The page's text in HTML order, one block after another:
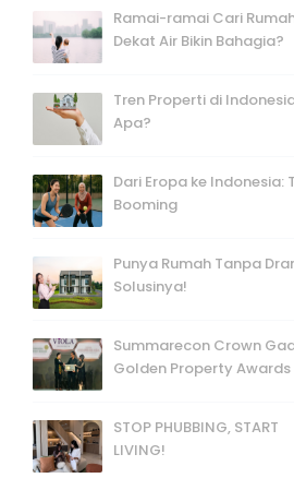
Ramai-ramai Cari
Dekat Air Bikin Bahagia?
Tren Properti di
Apa?
Dari Eropa ke Indonesia:
Booming
Punya Rumah Tanpa
Solusinya!
Summarecon Crown
Golden Property Awards
STOP PHUBBING, START
LIVING!